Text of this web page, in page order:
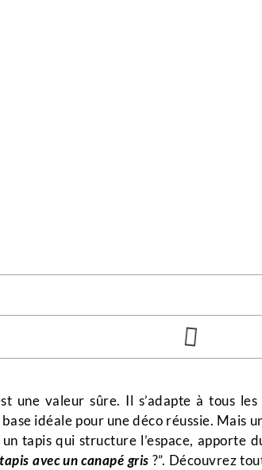
une valeur sûre. Il s’adapte à tous
idéale pour une déco réussie. Mais
tapis qui structure l’espace, apporte
avec un canapé gris ?”. Découvrez